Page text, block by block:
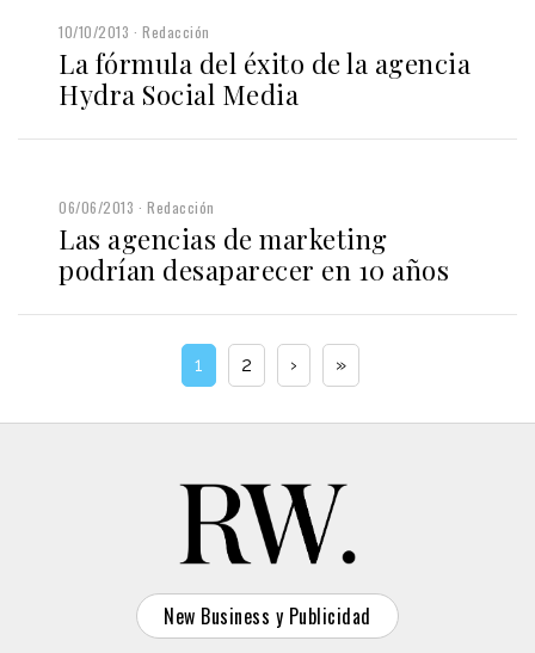
10/10/2013 Redacción
La fórmula del éxito de la agencia
Hydra Social Media
06/06/2013 Redacción
Las agencias de marketing
podrían desaparecer en 10 años
1 2 › »
New Business y Publicidad